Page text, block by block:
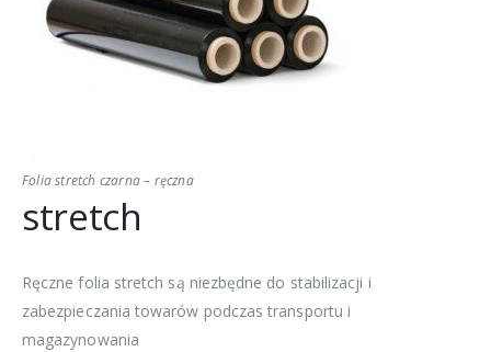
Folia stretch czarna – ręczna
stretch
Ręczne folia stretch są niezbędne do stabilizacji i
zabezpieczania towarów podczas transportu i
magazynowania